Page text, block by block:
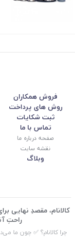
فروش همکاران
روش های پرداخت
ثبت شکایات
تماس با ما
صفحه درباره ما
نقشه سایت
وبلاگ
کالانام، مقصدِ نهایی
راحتِ
چرا کالانام؟ ✅ چون ما